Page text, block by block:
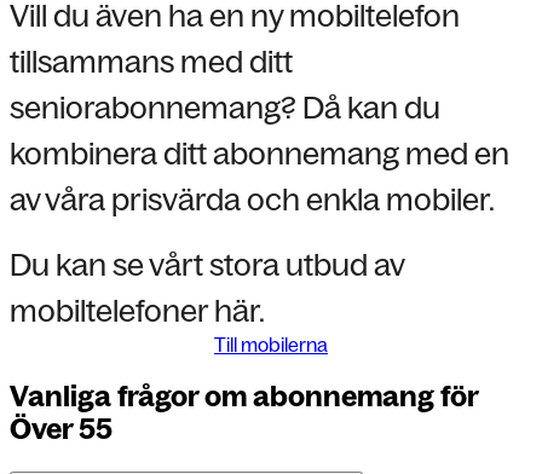
Vill du även ha en ny mobiltelefon
tillsammans med ditt
seniorabonnemang? Då kan du
kombinera ditt abonnemang med en
av våra prisvärda och enkla mobiler.
Du kan se vårt stora utbud av
mobiltelefoner här.
Till mobilerna
Vanliga frågor om abonnemang för
Över 55